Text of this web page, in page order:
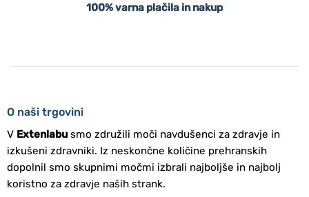
100% varna plačila in nakup
O naši trgovini
V Extenlabusmo združili moči navdušenci za zdravje in
izkušeni zdravniki. Iz neskončne količine prehranskih
dopolnil smo skupnimi močmi izbrali najboljše in najbolj
koristno za zdravje naših strank.